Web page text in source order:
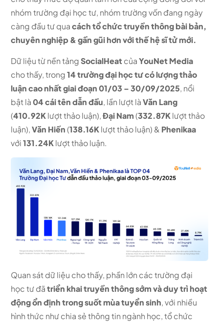
nhóm trường đại học tư, nhóm trường vốn đang ngày
càng đầu tư quacách tổ chức truyền thông bài bản,
chuyên nghiệp & gần gũi hơn với thế hệ sĩ tử mới.
Dữ liệu từ nền tảngSocialHeatcủaYouNet Media
cho thấy, trong14 trường đại học tư có lượng thảo
luận cao nhất giai đoạn 01/03 – 30/09/2025, nổi
bật là04 cái tên dẫn đầu, lần lượt làVăn Lang
(410.92Klượt thảo luận),Đại Nam(332.87Klượt thảo
luận),Văn Hiến(138.16Klượt thảo luận) & Phenikaa
với131.24Klượt thảo luận.
Quan sát dữ liệu cho thấy, phần lớn các trường đại
học tư đãtriển khai truyền thông sớm và duy trì hoạt
động ổn định trong suốt mùa tuyển sinh, với nhiều
hình thức như chia sẻ thông tin ngành học, tổ chức